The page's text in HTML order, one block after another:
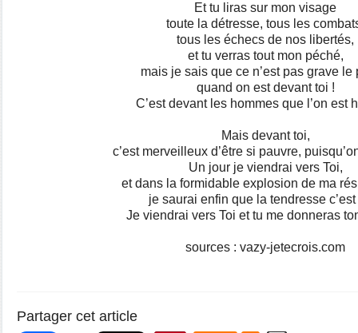
Et tu liras sur mon visage
toute la détresse, tous les
tous les échecs de nos libertés,
et tu verras tout mon péché,
mais je sais que ce n’est pas grave le
quand on est devant toi !
C’est devant les hommes que l’on est
Mais devant toi,
c’est merveilleux d’être si pauvre,
Un jour je viendrai vers Toi,
et dans la formidable explosion de ma
je saurai enfin que la tendresse c’est
Je viendrai vers Toi et tu me donneras
sources : vazy-jetecrois.com
Partager cet article